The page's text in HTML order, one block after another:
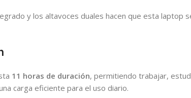
y los altavoces duales hacen que esta laptop
11 horas de duración, permitiendo trabajar,
carga eficiente para el uso diario.